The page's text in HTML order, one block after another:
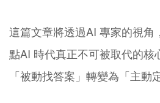
這篇文章將透過AI 專家的視角
點AI 時代真正不可被取代的核
「被動找答案」轉變為「主動